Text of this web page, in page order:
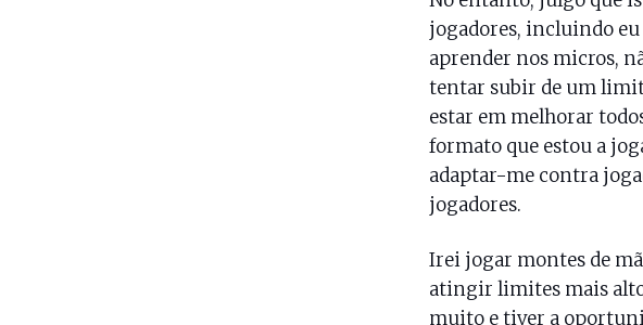
jogadores, incluindo
aprender nos micros,
tentar subir de um
estar em melhorar
formato que estou a
adaptar-me contra
jogadores.
Irei jogar montes de
atingir limites mais
muito e tiver a